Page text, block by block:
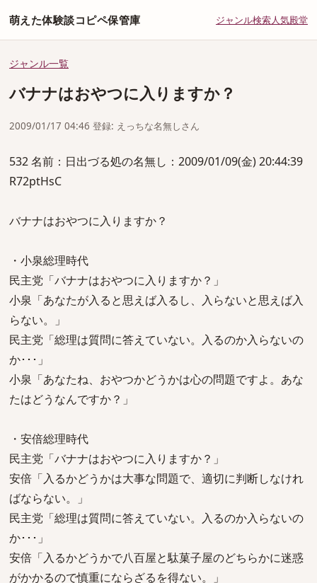
萌えた体験談コピペ保管庫 ジャンル検索人気殿堂
ジャンル一覧
バナナはおやつに入りますか？
2009/01/17 04:46 登録: えっちな名無しさん
532 名前：日出づる処の名無し：2009/01/09(金) 20:44:39
R72ptHsC
バナナはおやつに入りますか？
・小泉総理時代
民主党「バナナはおやつに入りますか？」
小泉「あなたが入ると思えば入るし、入らないと思えば入
らない。」
民主党「総理は質問に答えていない。入るのか入らないの
か･･･」
小泉「あなたね、おやつかどうかは心の問題ですよ。あな
たはどうなんですか？」
・安倍総理時代
民主党「バナナはおやつに入りますか？」
安倍「入るかどうかは大事な問題で、適切に判断しなけれ
ばならない。」
民主党「総理は質問に答えていない。入るのか入らないの
か･･･」
安倍「入るかどうかで八百屋と駄菓子屋のどちらかに迷惑
がかかるので慎重にならざるを得ない。」